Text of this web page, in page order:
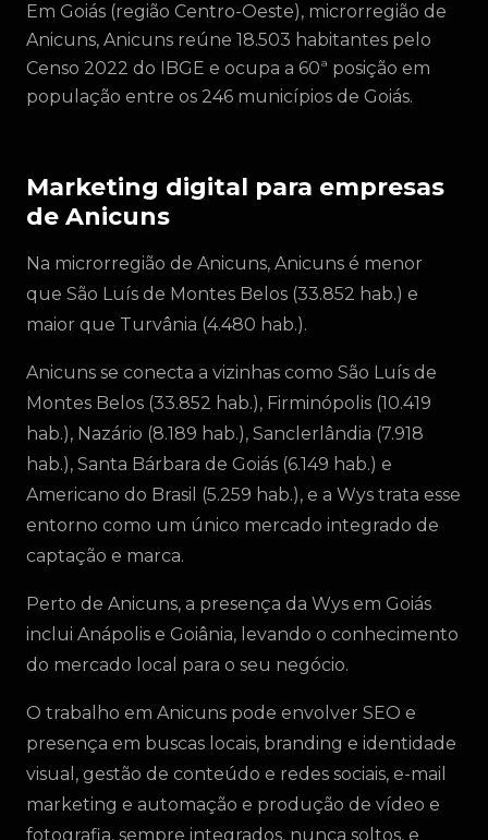
Em Goiás (região Centro-Oeste), microrregião de
Anicuns, Anicuns reúne 18.503 habitantes pelo
Censo 2022 do IBGE e ocupa a 60ª posição em
população entre os 246 municípios de Goiás.
Marketing digital para empresas
de Anicuns
Na microrregião de Anicuns, Anicuns é menor
que São Luís de Montes Belos (33.852 hab.) e
maior que Turvânia (4.480 hab.).
Anicuns se conecta a vizinhas como São Luís de
Montes Belos (33.852 hab.), Firminópolis (10.419
hab.), Nazário (8.189 hab.), Sanclerlândia (7.918
hab.), Santa Bárbara de Goiás (6.149 hab.) e
Americano do Brasil (5.259 hab.), e a Wys trata esse
entorno como um único mercado integrado de
captação e marca.
Perto de Anicuns, a presença da Wys em Goiás
inclui Anápolis e Goiânia, levando o conhecimento
do mercado local para o seu negócio.
O trabalho em Anicuns pode envolver SEO e
presença em buscas locais, branding e identidade
visual, gestão de conteúdo e redes sociais, e-mail
marketing e automação e produção de vídeo e
fotografia, sempre integrados, nunca soltos, e